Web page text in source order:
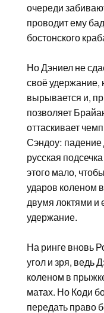
очереди
проводит ему
бостонского
Но Дэниел не
своё удержание,
вырывается и,
позволяет
оттаскивает
Сэндоу: падение
русская
этого мало,
ударов коленом
двумя локтями
удержание.
На ринге вновь
угол и зря, ведь
коленом в
матах. Но Коди
передать право